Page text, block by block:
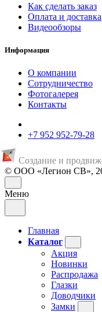
Как сделать заказ
Оплата и доставка
Видеообзоры
Информация
О компании
Сотрудничество
Фотогалерея
Контакты
+7 952 952-79-28
Создание и
© ООО «Легион СВ»,
Меню
Главная
Каталог
Акция
Новинки
Распродажа
Глазки
Доводчики
Замки